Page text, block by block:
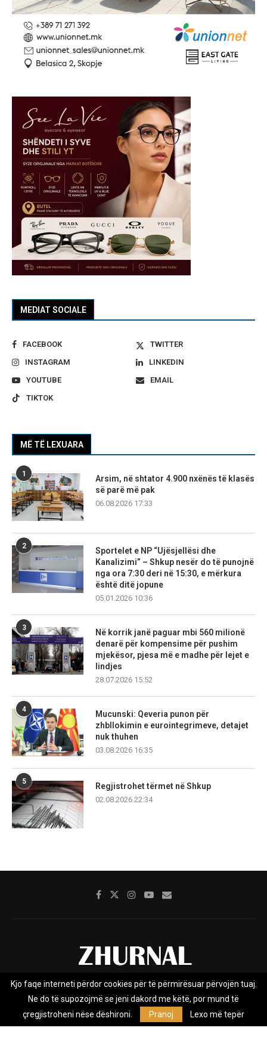
MEDIAT SOCIALE
FACEBOOK
TWITTER
INSTAGRAM
LINKEDIN
YOUTUBE
EMAIL
TIKTOK
MË TË LEXUARA
1
Arsim, në shtator 4.900 nxënës të klasës
së parë më pak
06.08.2026 17:33
2
Sportelet e NP “Ujësjellësi dhe
Kanalizimi” – Shkup nesër do të punojnë
nga ora 7:30 deri në 15:30, e mërkura
është ditë jopune
05.01.2026 10:36
3
Në korrik janë paguar mbi 560 milionë
denarë për kompensime për pushim
mjekësor, pjesa më e madhe për lejet e
lindjes
28.07.2026 15:52
4
Mucunski: Qeveria punon për
zhbllokimin e eurointegrimeve, detajet
nuk thuhen
03.08.2026 16:35
5
Regjistrohet tërmet në Shkup
02.08.2026 22:34
Rreth nesh Impresumi Marketing
Kontakt
Privacy Policy
Zhurnal.mk është Agjenci e Lajmeve e pavarur, e themeluar në vitin
Kjo faqe interneti përdor cookies për të përmirësuar përvojën tuaj.
Ne do të supozojmë se jeni dakord me këtë, por mund të
çregjistroheni nëse dëshironi.
Pranoj Lexo më tepër